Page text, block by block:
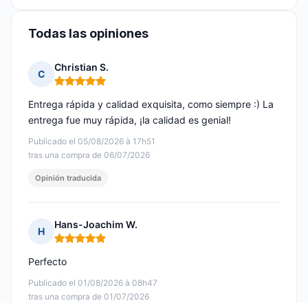
Todas las opiniones
C
Christian S.
Nota: 5 de 5
Publicado el 05/08/2026 à 17h51
tras una compra de 06/07/2026
Entrega rápida y calidad exquisita, como siempre :) La
entrega fue muy rápida, ¡la calidad es genial!
Opinión traducida
H
Hans-Joachim W.
Nota: 5 de 5
Publicado el 01/08/2026 à 08h47
tras una compra de 01/07/2026
Perfecto